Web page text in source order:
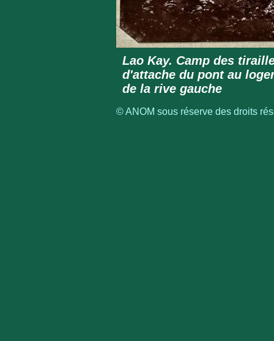
Lao Kay. Camp des
d'attache du pont au
de la rive gauche
© ANOM sous réserve des droits